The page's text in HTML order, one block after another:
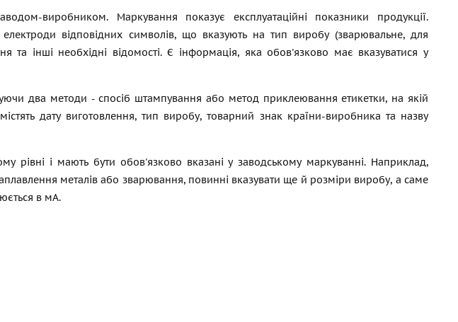
виробником. Маркування показує експлуатаційні показники продукції.
відповідних символів, що вказують на тип виробу (зварювальне, для
та інші необхідні відомості. Є інформація, яка обов'язково має вказуватися у
два методи - спосіб штампування або метод приклеювання етикетки, на якій
дату виготовлення, тип виробу, товарний знак країни-виробника та назву
рівні і мають бути обов'язково вказані у заводському маркуванні. Наприклад,
металів або зварювання, повинні вказувати ще й розміри виробу, а саме
в мА.